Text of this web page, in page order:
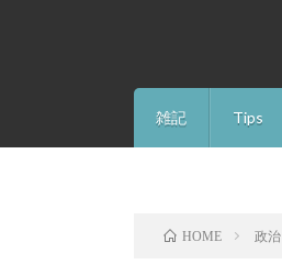
雑記 Tips
HOME 政治